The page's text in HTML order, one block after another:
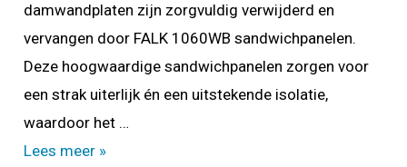
damwandplaten zijn zorgvuldig verwijderd en
vervangen door FALK 1060WB sandwichpanelen.
Deze hoogwaardige sandwichpanelen zorgen voor
een strak uiterlijk én een uitstekende isolatie,
waardoor het …
Verduurzamen
Lees meer »